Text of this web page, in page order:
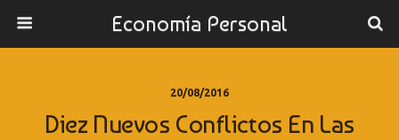
Economía Personal
20/08/2016
Diez Nuevos Conflictos En Las